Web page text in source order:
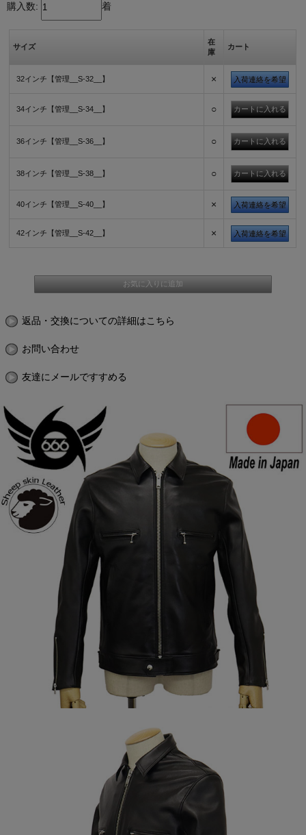
購入数: 着
サイズ
在
庫
カート
32インチ【管理__S-32__】 × 入荷連絡を希望
34インチ【管理__S-34__】 ○
36インチ【管理__S-36__】 ○
38インチ【管理__S-38__】 ○
40インチ【管理__S-40__】 × 入荷連絡を希望
42インチ【管理__S-42__】 × 入荷連絡を希望
返品・交換についての詳細はこちら
お問い合わせ
友達にメールですすめる